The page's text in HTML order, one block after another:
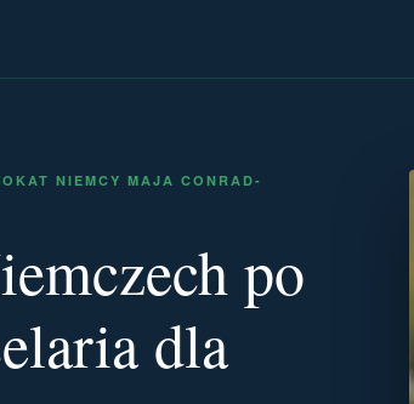
NIEMCY MAJA CONRAD-
po
dla